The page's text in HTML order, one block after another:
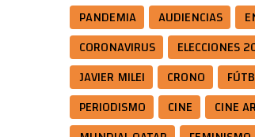
PANDEMIA
AUDIENCIAS
CORONAVIRUS
ELECCIONES
JAVIER MILEI
CRONO
PERIODISMO
CINE
CINE